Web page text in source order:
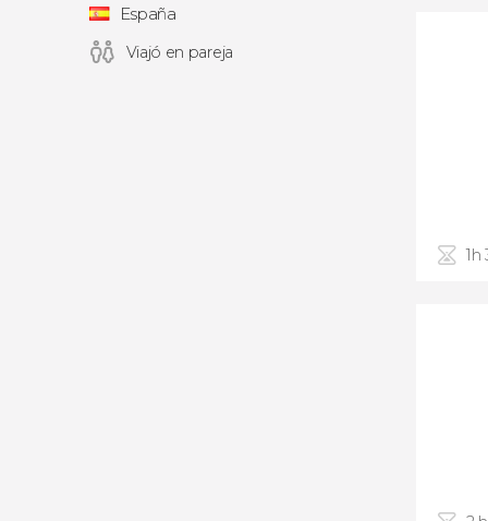
España
Viajó en pareja
1h